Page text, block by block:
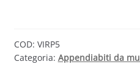
COD: VIRP5
Categoria: Appendiabiti da